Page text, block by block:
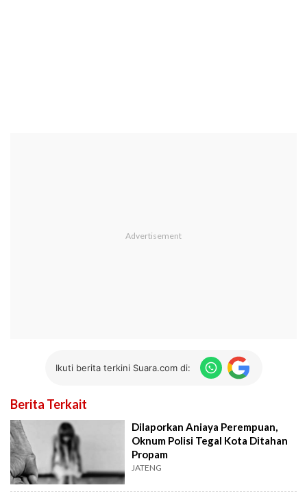
Ikuti berita terkini Suara.com di:
Berita Terkait
Dilaporkan Aniaya Perempuan,
Oknum Polisi Tegal Kota Ditahan
Propam
JATENG